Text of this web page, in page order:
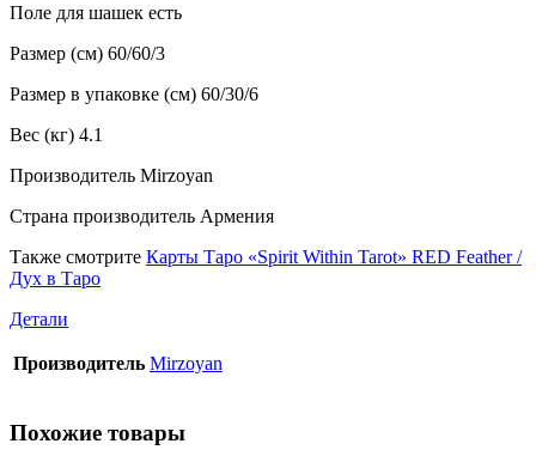
Поле для шашек есть
Размер (см) 60/60/3
Размер в упаковке (см) 60/30/6
Вес (кг) 4.1
Производитель Mirzoyan
Страна производитель Армения
Также смотрите Карты Таро «Spirit Within Tarot» RED Feather /
Дух в Таро
Детали
Производитель Mirzoyan
Похожие товары